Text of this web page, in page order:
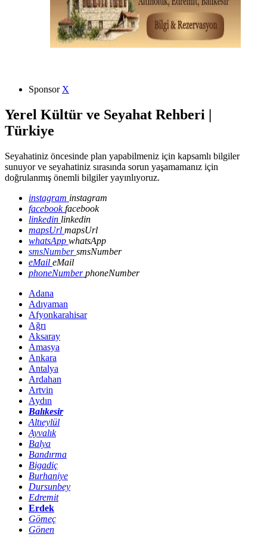
SponsorX
Yerel Kültür ve Seyahat Rehberi |
Türkiye
Seyahatiniz öncesinde plan yapabilmeniz için kapsamlı bilgiler
sunuyor ve seyahatiniz sırasında sorun yaşamamanız için
doğrulanmış önemli bilgiler yayınlıyoruz.
instagram instagram
facebookfacebook
linkedin linkedin
mapsUrl mapsUrl
whatsApp whatsApp
smsNumbersmsNumber
eMail eMail
phoneNumberphoneNumber
Adana
Adıyaman
Afyonkarahisar
Ağrı
Aksaray
Amasya
Ankara
Antalya
Ardahan
Artvin
Aydın
Balıkesir
Altıeylül
Ayvalık
Balya
Bandırma
Bigadiç
Burhaniye
Dursunbey
Edremit
Erdek
Gömeç
Gönen